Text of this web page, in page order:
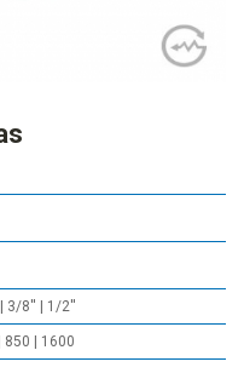
3/8'' | 1/2''
850 | 1600